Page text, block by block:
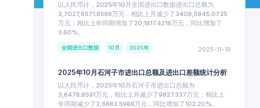
以人民币计，2025年10月全国进出口数据进出口总额为
3,7027,6571.8586万元，相比上月减少了3408,5845.0735
万元；相比上年同期增加了20,1817.4216万元，同比增加了
3.60%。
全国进出口数据 10月 2025年 2025-11-19
2025年10月石河子市进出口总额及进出口差额统计分析
以人民币计，2025年10月石河子市进出口总额为
3,6478.8591万元，相比上月减少了9827.337万元；相比上
年同期减少了2,6683.5988万元，同比增加了102.20%。